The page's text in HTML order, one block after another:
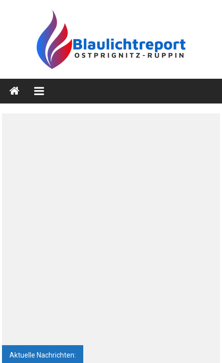
Blaulichtreport
Ostprignitz-
Aktuelle Nachrichten: